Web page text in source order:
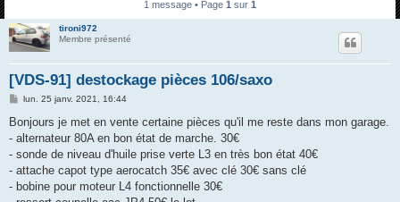
1 message • Page 1 sur 1
tironi972
Membre présenté
[VDS-91] destockage pièces 106/saxo
M
s
a
g
lun. 25 janv. 2021, 16:44
Bonjours je met en vente certaine pièces qu'il me reste dans mon garage.
- alternateur 80A en bon état de marche. 30€
- sonde de niveau d'huile prise verte L3 en très bon état 40€
- attache capot type aerocatch 35€ avec clé 30€ sans clé
- bobine pour moteur L4 fonctionnelle 30€